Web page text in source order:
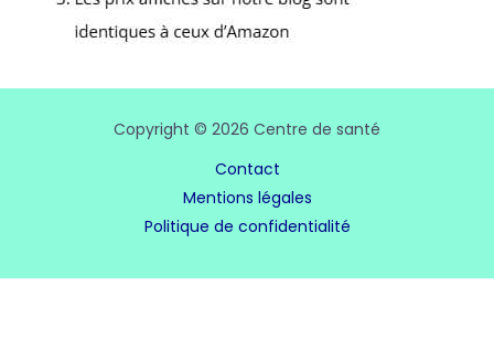
Copyright © 2026 Centre de santé
Contact
Mentions légales
Politique de confidentialité